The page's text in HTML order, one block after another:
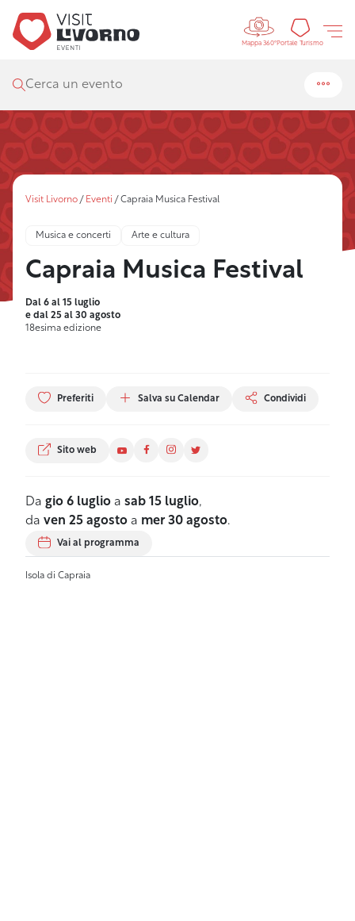
Controls
Mappa 360°Portale Turismo
Cerca un evento
Visit Livorno / Eventi / Capraia Musica Festival
Musica e concerti Arte e cultura
Capraia Musica Festival
Dal 6 al 15 luglio
e dal 25 al 30 agosto
18esima edizione
Preferiti Salva su Calendar Condividi
Sito web
Da gio 6 luglio a sab 15 luglio,
da ven 25 agosto a mer 30 agosto.
Vai al programma
Isola di Capraia